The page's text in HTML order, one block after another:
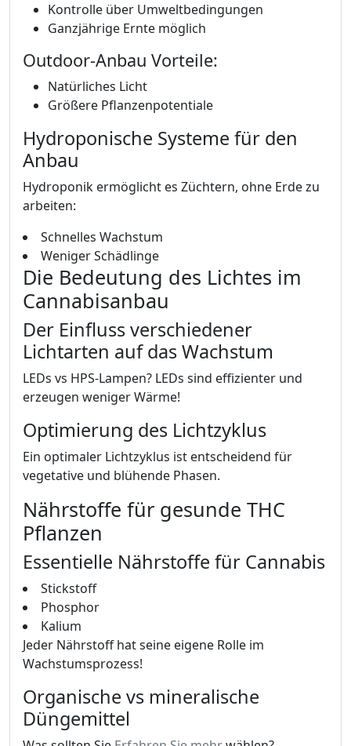
Kontrolle über Umweltbedingungen
Ganzjährige Ernte möglich
Outdoor-Anbau Vorteile:
Natürliches Licht
Größere Pflanzenpotentiale
Hydroponische Systeme für den
Anbau
Hydroponik ermöglicht es Züchtern, ohne Erde zu
arbeiten:
Schnelles Wachstum
Weniger Schädlinge
Die Bedeutung des Lichtes im
Cannabisanbau
Der Einfluss verschiedener
Lichtarten auf das Wachstum
LEDs vs HPS-Lampen? LEDs sind effizienter und
erzeugen weniger Wärme!
Optimierung des Lichtzyklus
Ein optimaler Lichtzyklus ist entscheidend für
vegetative und blühende Phasen.
Nährstoffe für gesunde THC
Pflanzen
Essentielle Nährstoffe für Cannabis
Stickstoff
Phosphor
Kalium
Jeder Nährstoff hat seine eigene Rolle im
Wachstumsprozess!
Organische vs mineralische
Düngemittel